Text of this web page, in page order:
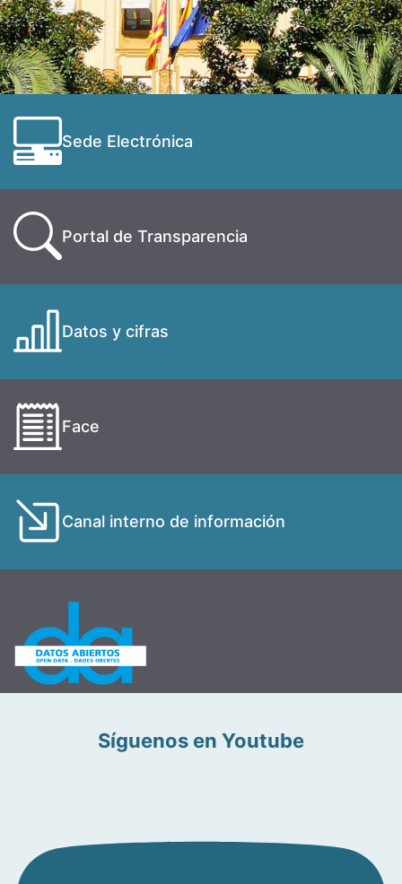
Sede Electrónica
Portal de Transparencia
Datos y cifras
Face
Canal interno de información
Síguenos en Youtube